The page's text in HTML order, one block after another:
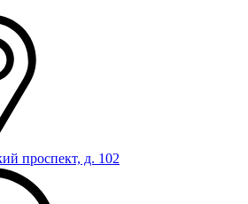
проспект, д. 102